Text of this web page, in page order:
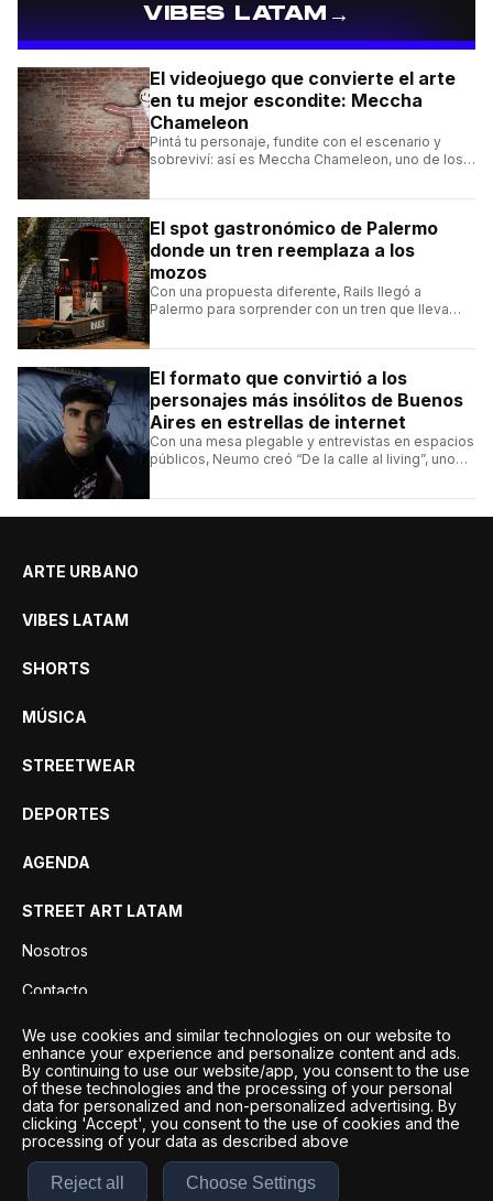
VIBES LATAM→
El videojuego que convierte el arte
en tu mejor escondite: Meccha
Chameleon
Pintá tu personaje, fundite con el escenario y
sobreviví: así es Meccha Chameleon, uno de los
El spot gastronómico de Palermo
donde un tren reemplaza a los
mozos
Con una propuesta diferente, Rails llegó a
Palermo para sorprender con un tren que lleva
El formato que convirtió a los
personajes más insólitos de Buenos
Aires en estrellas de internet
Con una mesa plegable y entrevistas en espacios
públicos, Neumo creó “De la calle al living”, uno
ARTE URBANO
VIBES LATAM
SHORTS
MÚSICA
STREETWEAR
DEPORTES
AGENDA
STREET ART LATAM
Nosotros
Contacto
Privacidad
We use cookies and similar technologies on our website to
enhance your experience and personalize content and ads.
By continuing to use our website/app, you consent to the use
of these technologies and the processing of your personal
data for personalized and non-personalized advertising. By
clicking 'Accept', you consent to the use of cookies and the
processing of your data as described above
Reject all Choose Settings